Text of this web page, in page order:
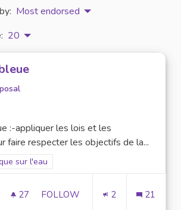
Most endorsed
20
:-appliquer les lois et les
faire respecter les objectifs de la...
scope: Focus scientifique sur l'eau
sur l'eau
27 27 FOLLOWERS
FOLLOW 2 21